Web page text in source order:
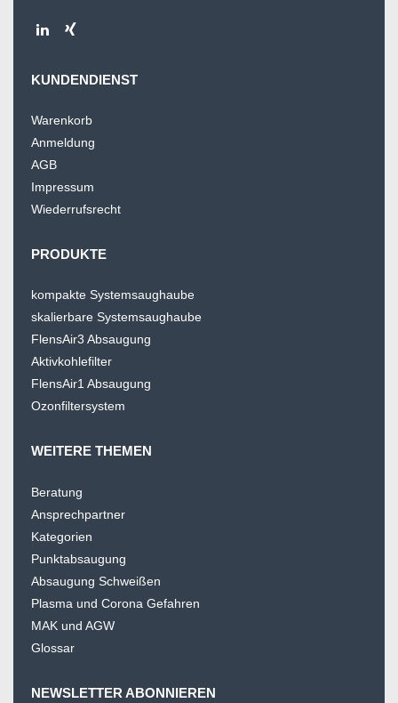
KUNDENDIENST
Warenkorb
Anmeldung
AGB
Impressum
Wiederrufsrecht
PRODUKTE
kompakte Systemsaughaube
skalierbare Systemsaughaube
FlensAir3 Absaugung
Aktivkohlefilter
FlensAir1 Absaugung
Ozonfiltersystem
WEITERE THEMEN
Beratung
Ansprechpartner
Kategorien
Punktabsaugung
Absaugung Schweißen
Plasma und Corona Gefahren
MAK und AGW
Glossar
NEWSLETTER ABONNIEREN